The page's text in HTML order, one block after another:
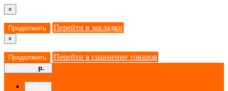
×
Продолжить Перейти в закладки
×
Продолжить Перейти в сравнение товаров
р.